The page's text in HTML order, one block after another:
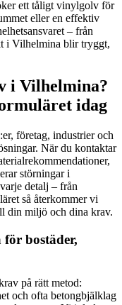
ett tåligt vinylgolv för
eller en effektiv
– från
i Vilhelmina blir tryggt,
i Vilhelmina?
idag
företag, industrier och
När du kontaktar
störningar i
detalj – från
så återkommer vi
din miljö och dina krav.
bostäder,
på rätt metod:
och ofta betongbjälklag